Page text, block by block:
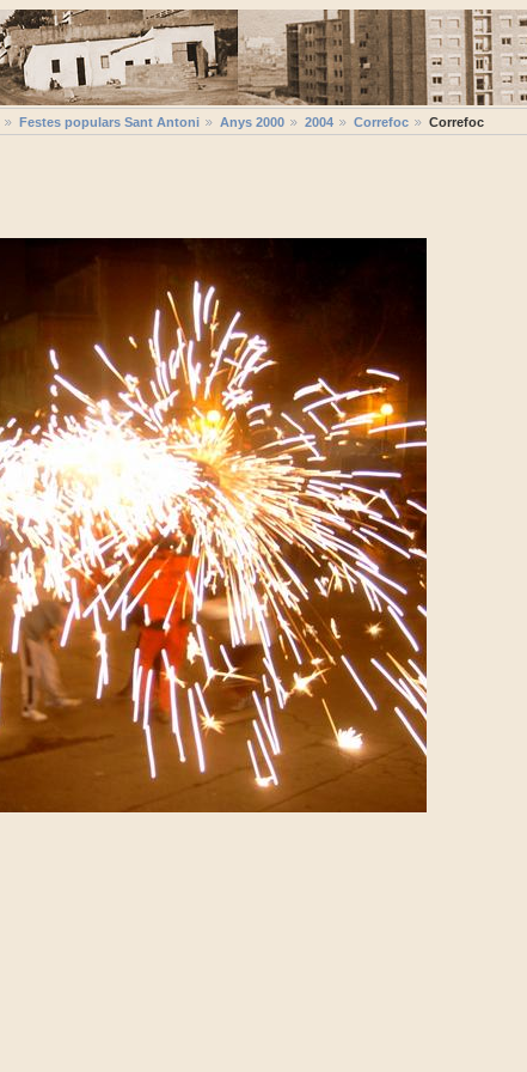
Festes populars Sant Antoni Anys 2000 2004 Correfoc Correfoc